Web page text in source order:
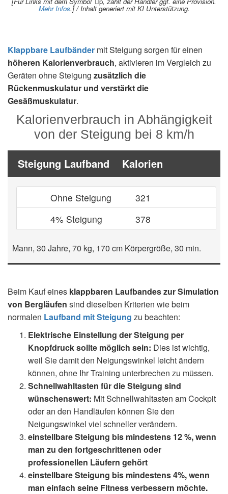
Mehr Infos.] / Inhalt generiert mit KI Unterstützung.
Klappbare Laufbänder mit Steigung sorgen für einen
höheren Kalorienverbrauch, aktivieren im Vergleich zu
Geräten ohne Steigung zusätzlich die
Rückenmuskulatur und verstärkt die
Gesäßmuskulatur.
Kalorienverbrauch in Abhängigkeit
von der Steigung bei 8 km/h
Steigung Laufband Kalorien
Ohne Steigung
321
4% Steigung
378
Mann, 30 Jahre, 70 kg, 170 cm Körpergröße, 30 min.
Beim Kauf eines klappbaren Laufbandes zur Simulation
von Bergläufen sind dieselben Kriterien wie beim
normalen Laufband mit Steigung zu beachten:
Elektrische Einstellung der Steigung per
Knopfdruck sollte möglich sein: Dies ist wichtig,
weil Sie damit den Neigungswinkel leicht ändern
können, ohne Ihr Training unterbrechen zu müssen.
Schnellwahltasten für die Steigung sind
wünschenswert: Mit Schnellwahltasten am Cockpit
oder an den Handläufen können Sie den
Neigungswinkel viel schneller verändern.
einstellbare Steigung bis mindestens 12 %, wenn
man zu den fortgeschrittenen oder
professionellen Läufern gehört
einstellbare Steigung bis mindestens 4%, wenn
man einfach seine Fitness verbessern möchte.